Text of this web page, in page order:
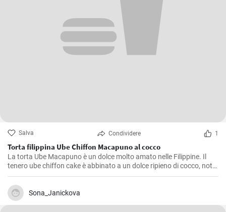
Salva Condividere 1
Torta filippina Ube Chiffon Macapuno al cocco
La torta Ube Macapuno è un dolce molto amato nelle Filippine. Il
tenero ube chiffon cake è abbinato a un dolce ripieno di cocco, noto
come macapuno, per creare una combinazione appetitosa. Questa
autentica ricetta di torta non è solo deliziosa, ma vanta anche un
accattivante colore viola, che dona un tocco di allegria alla vostra
tavola. Divertitevi a creare questa vivace prelibatezza filippina
Sona_Janickova